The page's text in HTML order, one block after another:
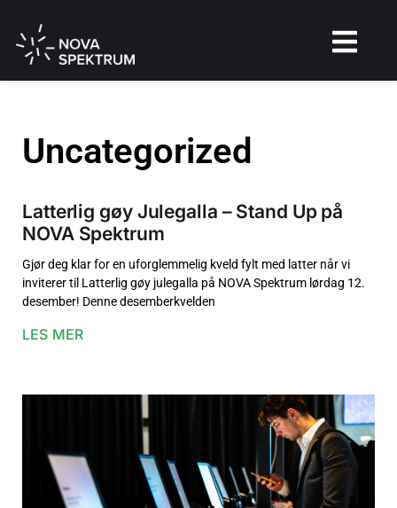
Uncategorized
Latterlig gøy Julegalla – Stand Up på
NOVA Spektrum
Gjør deg klar for en uforglemmelig kveld fylt med latter når vi
inviterer til Latterlig gøy julegalla på NOVA Spektrum lørdag 12.
desember! Denne desemberkvelden
LES MER